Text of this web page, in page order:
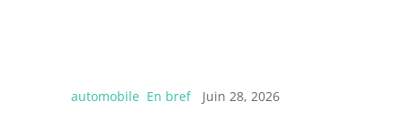
automobile En bref Juin 28, 2026